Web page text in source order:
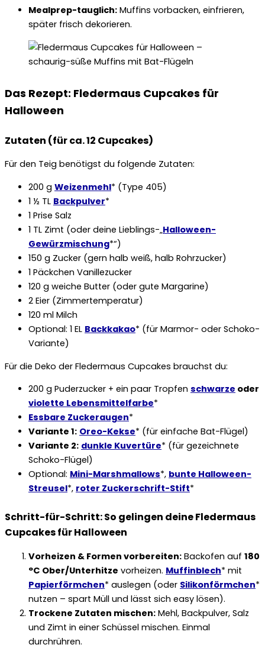
Mealprep-tauglich: Muffins vorbacken, einfrieren,
später frisch dekorieren.
Das Rezept: Fledermaus Cupcakes für
Halloween
Zutaten (für ca. 12 Cupcakes)
Für den Teig benötigst du folgende Zutaten:
200 g Weizenmehl* (Type 405)
1 ½ TL Backpulver*
1 Prise Salz
1 TL Zimt (oder deine Lieblings-„Halloween-
Gewürzmischung*“)
150 g Zucker (gern halb weiß, halb Rohrzucker)
1 Päckchen Vanillezucker
120 g weiche Butter (oder gute Margarine)
2 Eier (Zimmertemperatur)
120 ml Milch
Optional: 1 EL Backkakao* (für Marmor- oder Schoko-
Variante)
Für die Deko der Fledermaus Cupcakes brauchst du:
200 g Puderzucker + ein paar Tropfen schwarze oder
violette Lebensmittelfarbe*
Essbare Zuckeraugen*
Variante 1: Oreo-Kekse* (für einfache Bat-Flügel)
Variante 2: dunkle Kuvertüre* (für gezeichnete
Schoko-Flügel)
Optional: Mini-Marshmallows*, bunte Halloween-
Streusel*, roter Zuckerschrift-Stift*
Schritt-für-Schritt: So gelingen deine Fledermaus
Cupcakes für Halloween
Vorheizen & Formen vorbereiten: Backofen auf 180
°C Ober/Unterhitze vorheizen. Muffinblech* mit
Papierförmchen* auslegen (oder Silikonförmchen*
nutzen – spart Müll und lässt sich easy lösen).
Trockene Zutaten mischen: Mehl, Backpulver, Salz
und Zimt in einer Schüssel mischen. Einmal
durchrühren.